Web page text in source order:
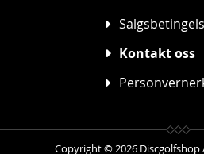
Kontakt oss
Copyright © 2026 Discgolfshop